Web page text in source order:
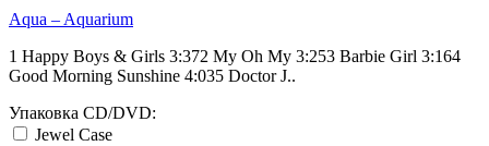
Aqua ‎– Aquarium
1 Happy Boys & Girls 3:372 My Oh My 3:253 Barbie Girl 3:164
Good Morning Sunshine 4:035 Doctor J..
Упаковка CD/DVD:
Jewel Case